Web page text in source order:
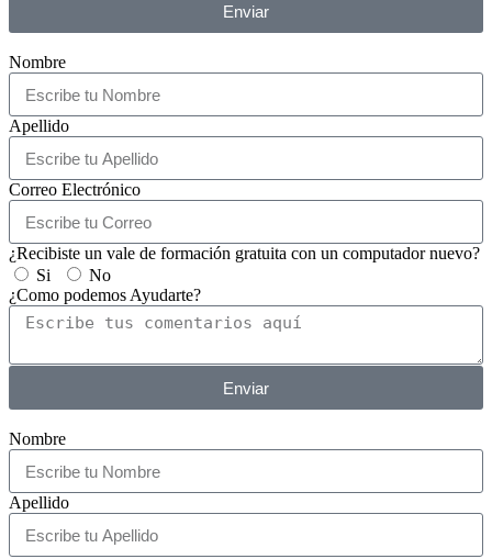
Enviar
Nombre
Apellido
Correo Electrónico
¿Recibiste un vale de formación gratuita con un computador nuevo?
Si
No
¿Como podemos Ayudarte?
Enviar
Nombre
Apellido